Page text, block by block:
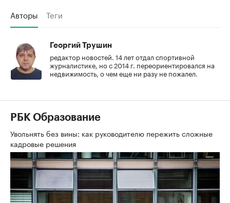
Авторы Теги
Георгий Трушин
редактор новостей. 14 лет отдал спортивной
журналистике, но с 2014 г. переориентировался на
недвижимость, о чем еще ни разу не пожалел.
РБК Образование
Увольнять без вины: как руководителю пережить сложные
кадровые решения